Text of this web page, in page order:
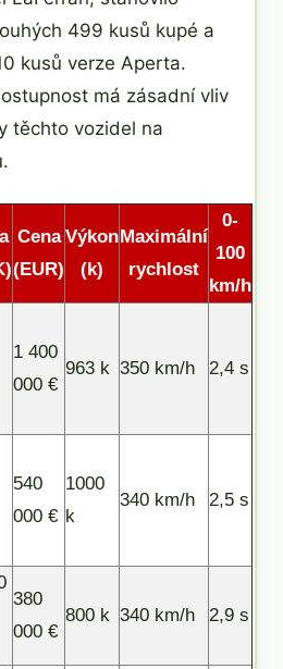
499 kusů kupé a
kusů verze Aperta.
má zásadní vliv
těchto vozidel na
Cena
(EUR)
Výkon
(k)
Maximální
rychlost
0-
100
km/h
1 400
000 €
963 k 350 km/h 2,4 s
540
000 €
1000
k
340 km/h 2,5 s
380
000 €
800 k 340 km/h 2,9 s